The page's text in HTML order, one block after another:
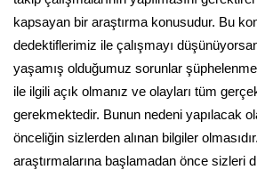
kapsayan bir araştırma konusudur. Bu
dedektiflerimiz ile çalışmayı
yaşamış olduğumuz sorunlar
ile ilgili açık olmanız ve olayları tüm
gerekmektedir. Bunun nedeni yapılacak
önceliğin sizlerden alınan bilgiler
araştırmalarına başlamadan önce sizleri